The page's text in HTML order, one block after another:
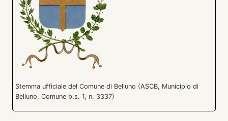
Stemma ufficiale del Comune di Belluno (ASCB, Municipio di
Belluno, Comune b.s. 1, n. 3337)